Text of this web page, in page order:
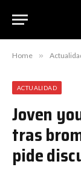
Home »
ACTUALIDAD
Joven
tras
pide